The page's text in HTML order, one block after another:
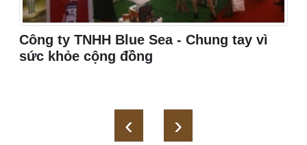
Công ty TNHH Blue Sea - Chung tay vì
sức khỏe cộng đồng
‹ ›